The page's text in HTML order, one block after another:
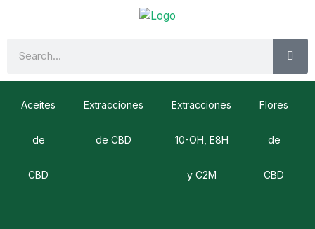
Aceites
de
CBD
Extracciones
de CBD
Extracciones
10-OH, E8H
y C2M
Flores
de
CBD